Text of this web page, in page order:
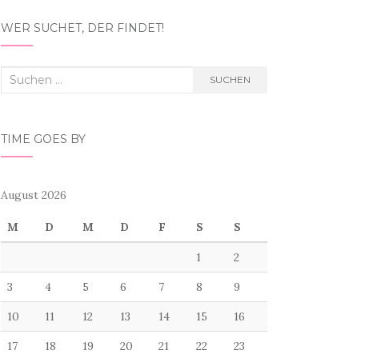
WER SUCHET, DER FINDET!
Suchen
SUCHEN
TIME GOES BY
August 2026
M D M D F S S
1 2
3 4 5 6 7 8 9
10 11 12 13 14 15 16
17 18 19 20 21 22 23